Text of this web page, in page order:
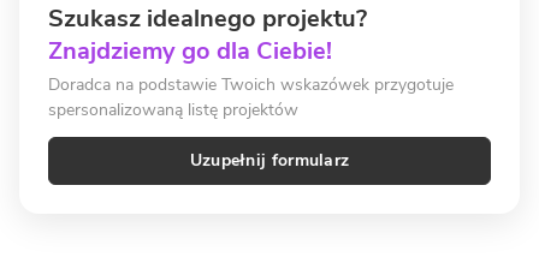
Szukasz idealnego projektu?
Znajdziemy go dla Ciebie!
Doradca na podstawie Twoich wskazówek przygotuje
spersonalizowaną listę projektów
Uzupełnij formularz